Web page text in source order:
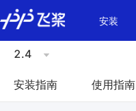
\u200E
安装
2.4
安装指南 使用指南